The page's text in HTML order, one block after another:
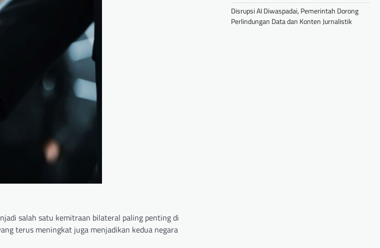
salah satu kemitraan bilateral paling penting di
terus meningkat juga menjadikan kedua negara
Disrupsi AI Diwaspadai, Pemerintah Dorong
Perlindungan Data dan Konten Jurnalistik